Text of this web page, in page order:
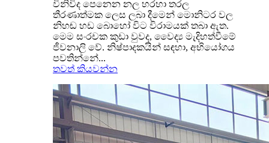
විනිවිද පෙනෙන නල හරහා තරල
තීරණාත්මක ලෙස ලබා දීමෙන් මොනිටර වල
නිහඬ හඩ බොහෝ විට විරාමයක් තබා ඇත.
මෙම සංරචක කුඩා වුවද, වෛද්‍ය මැදිහත්වීමේ
ජීවනාලි වේ. නිෂ්පාදකයින් සඳහා, අභියෝගය
පවතින්නේ...
තවත් කියවන්න